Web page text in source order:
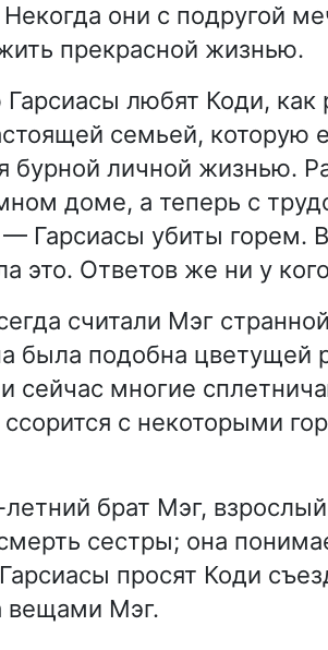
они с подругой
прекрасной жизнью.
любят Коди, как
семьей, которую
бурной личной жизнью.
доме, а теперь с
— Гарсиасы убиты горем.
это. Ответов же ни у
считали Мэг
была подобна цветущей
сейчас многие
с некоторыми
брат Мэг,
сестры; она
просят Коди
вещами Мэг.